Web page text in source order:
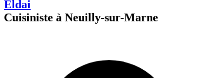
Eldai
Cuisiniste à Neuilly-sur-Marne